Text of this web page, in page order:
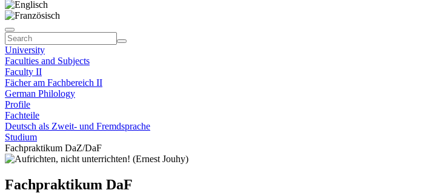
University
Faculties and Subjects
Faculty II
Fächer am Fachbereich II
German Philology
Profile
Fachteile
Deutsch als Zweit- und Fremdsprache
Studium
Fachpraktikum DaZ/DaF
Fachpraktikum DaF